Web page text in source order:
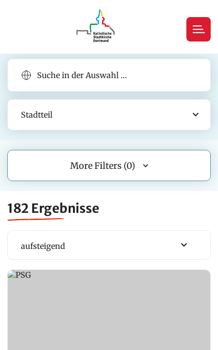
Stadtteil
More Filters (0)
182 Ergebnisse
aufsteigend